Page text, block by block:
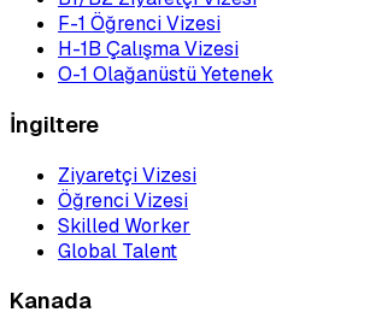
F-1 Öğrenci Vizesi
H-1B Çalışma Vizesi
O-1 Olağanüstü Yetenek
İngiltere
Ziyaretçi Vizesi
Öğrenci Vizesi
Skilled Worker
Global Talent
Kanada